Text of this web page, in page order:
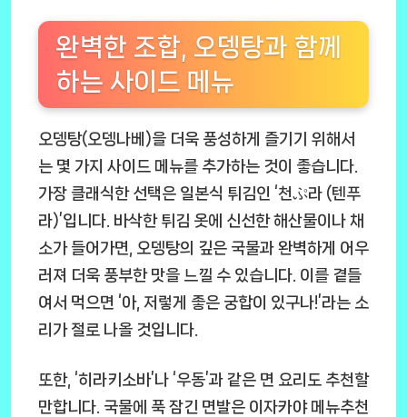
완벽한 조합, 오뎅탕과 함께
하는 사이드 메뉴
오뎅탕(오뎅나베)을 더욱 풍성하게 즐기기 위해서
는 몇 가지 사이드 메뉴를 추가하는 것이 좋습니다.
가장 클래식한 선택은 일본식 튀김인 ‘천ぷ라 (텐푸
라)’입니다. 바삭한 튀김 옷에 신선한 해산물이나 채
소가 들어가면, 오뎅탕의 깊은 국물과 완벽하게 어우
러져 더욱 풍부한 맛을 느낄 수 있습니다. 이를 곁들
여서 먹으면 ‘아, 저렇게 좋은 궁합이 있구나!’라는 소
리가 절로 나올 것입니다.
또한, ‘히라키소바’나 ‘우동’과 같은 면 요리도 추천할
만합니다. 국물에 푹 잠긴 면발은 이자카야 메뉴추천